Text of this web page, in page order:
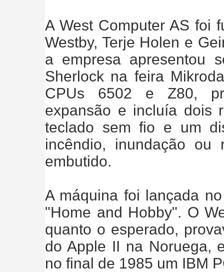
A West Computer AS foi
Westby, Terje Holen e
a empresa apresentou
Sherlock na feira
CPUs 6502 e Z80,
expansão e incluía dois
teclado sem fio e um
incêndio, inundação
embutido.
A máquina foi lançada
"Home and Hobby". O
quanto o esperado,
do Apple II na Noruega,
no final de 1985 um IBM